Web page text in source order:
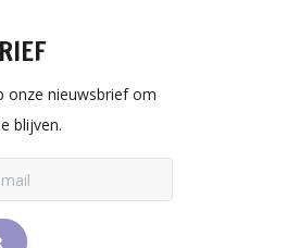
onze nieuwsbrief om
blijven.